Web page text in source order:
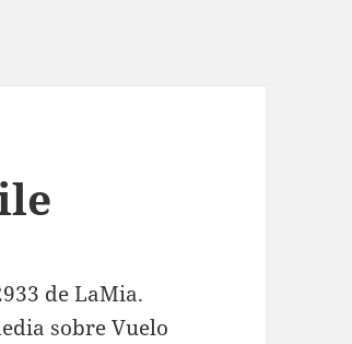
de LaMia.
sobre Vuelo